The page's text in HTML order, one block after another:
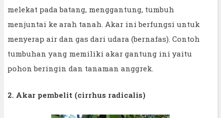
melekat pada batang, menggantung, tumbuh
menjuntai ke arah tanah. Akar ini berfungsi untuk
menyerap air dan gas dari udara (bernafas). Contoh
tumbuhan yang memiliki akar gantung ini yaitu
pohon beringin dan tanaman anggrek.
2. Akar pembelit (cirrhus radicalis)